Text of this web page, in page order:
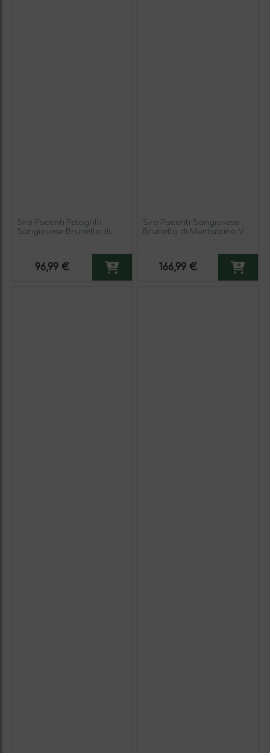
Siro Pacenti Pelagrilli
Sangiovese Brunello di
96,99 €
Siro Pacenti Sangiovese
Brunello di Montalcino VV
166,99 €